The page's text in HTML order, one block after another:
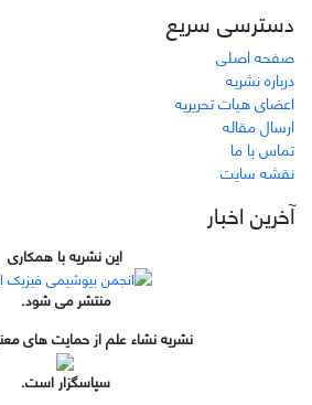
دسترسی سریع
صفحه اصلی
درباره نشریه
اعضای هیات تحریریه
ارسال مقاله
تماس با ما
نقشه سایت
آخرین اخبار
این نشریه با همکاری
منتشر می شود.
نشریه نشاء علم از حمایت های
سپاسگزار است.